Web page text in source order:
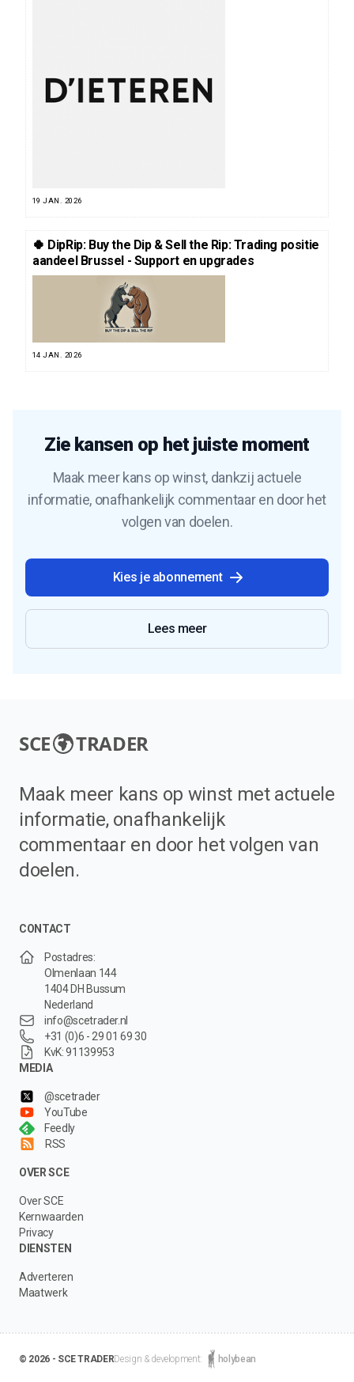
19 JAN. 2026
🍀 DipRip: Buy the Dip & Sell the Rip: Trading positie
aandeel Brussel - Support en upgrades
14 JAN. 2026
Zie kansen op het juiste moment
Maak meer kans op winst, dankzij actuele
informatie, onafhankelijk commentaar en door het
volgen van doelen.
Kies je abonnement
Lees meer
SCE TRADER
Maak meer kans op winst met actuele
informatie, onafhankelijk
commentaar en door het volgen van
doelen.
CONTACT
Postadres:
Olmenlaan 144
1404 DH Bussum
Nederland
info@scetrader.nl
+31 (0)6 - 29 01 69 30
KvK: 91139953
MEDIA
@scetrader
YouTube
Feedly
RSS
OVER SCE
Over SCE
Kernwaarden
Privacy
DIENSTEN
Adverteren
Maatwerk
© 2026 - SCE TRADERDesign & development: holybean